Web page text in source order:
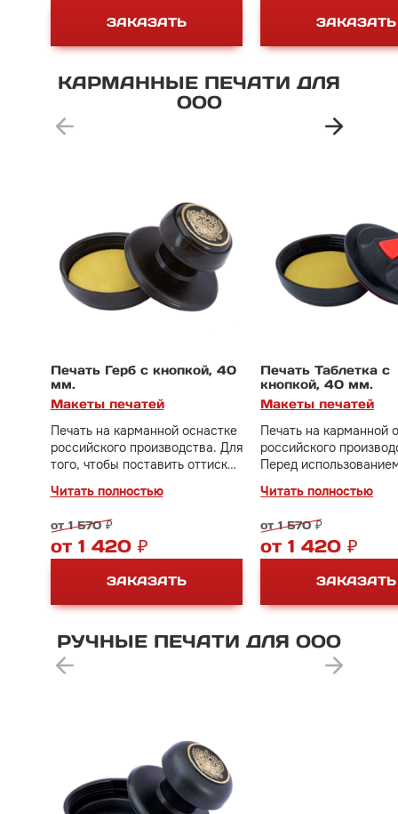
ЗАКАЗАТЬ ЗАКАЗАТЬ
КАРМАННЫЕ ПЕЧАТИ ДЛЯ
ООО
Печать Герб с кнопкой, 40
мм.
Макеты печатей
Читать полностью
Печать на карманной оснастке
российского производства. Для
того, чтобы поставить оттиск
нажать на кнопку и открутить
В стоимость включено
изготовление клише печати за
от 1 570 ₽
от 1 420 ₽
ЗАКАЗАТЬ
Печать Таблетка с
кнопкой, 40 мм.
Макеты печатей
Читать полностью
Печать на карманной
российского
Перед
кнопку сверху, снять
поставить печать на
В стоимость включено
изготовление клише
от 1 570 ₽
от 1 420 ₽
ЗАКАЗАТЬ
РУЧНЫЕ ПЕЧАТИ ДЛЯ ООО